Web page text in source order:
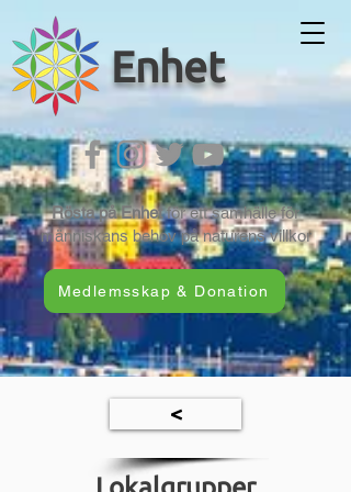
Enhet
Rösta på Enhetför ett samhälle för
människans behov på naturens villkor
Medlemsskap & Donation
<